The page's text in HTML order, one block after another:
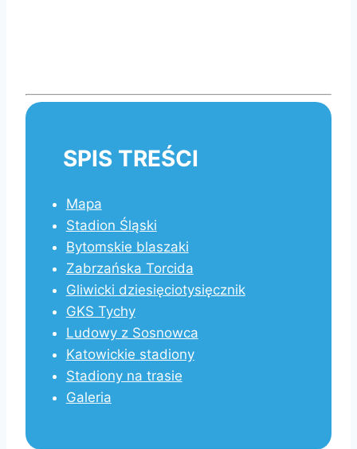
SPIS TREŚCI
Mapa
Stadion Śląski
Bytomskie blaszaki
Zabrzańska Torcida
Gliwicki dziesięciotysięcznik
GKS Tychy
Ludowy z Sosnowca
Katowickie stadiony
Stadiony na trasie
Galeria